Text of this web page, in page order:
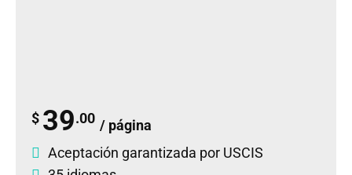
$ 39.00 / página
Aceptación garantizada por USCIS